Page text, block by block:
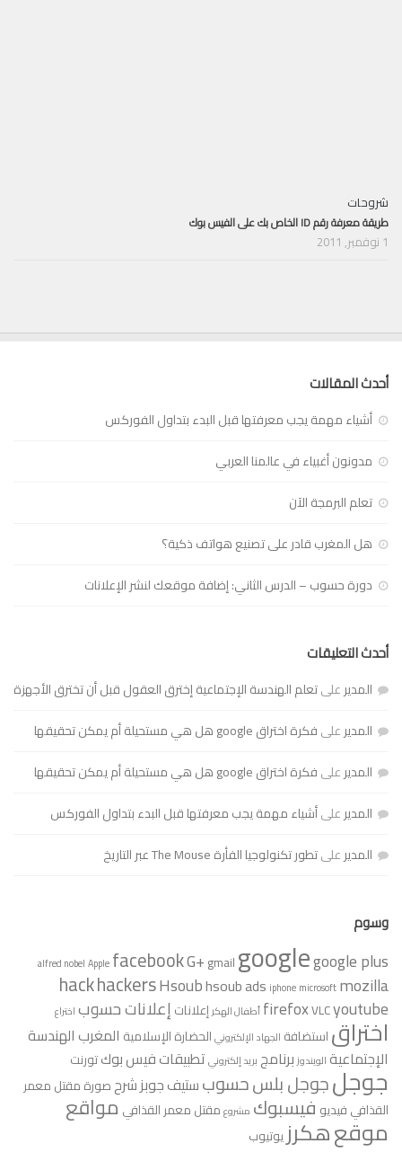
شروحات
طريقة معرفة رقم ID الخاص بك على الفيس بوك
أحدث المقالات
أشياء مهمة يجب معرفتها قبل البدء بتداول الفوركس
مدونون أغبياء في عالمنا العربي
تعلم البرمجة الآن
هل المغرب قادر على تصنيع هواتف ذكية؟
دورة حسوب – الدرس الثاني: إضافة موقعك لنشر الإعلانات
أحدث التعليقات
المديرعلىتعلم الهندسة الإجتماعية إخترق العقول قبل أن تخترق الأجهزة
المديرعلىفكرة اختراق google هل هي مستحيلة أم يمكن تحقيقها
المديرعلىفكرة اختراق google هل هي مستحيلة أم يمكن تحقيقها
المديرعلىأشياء مهمة يجب معرفتها قبل البدء بتداول الفوركس
المديرعلىتطور تكنولوجيا الفأرة The Mouse عبر التاريخ
وسوم
alfred nobel ApplefacebookG+gmailgooglegoogle plus
hackhackersHsoubhsoub adsiphone microsoft mozilla
firefoxVLCyoutube أطفال الهكرإعلاناتإعلانات حسوباختراع اختراقاستضافة الجهاد الإلكتروني الحضارة الإسلاميةالمغربالهندسة
الإجتماعيةالويندوزبرنامجبريد إلكتروني تطبيقات فيس بوكتورنت جوجل جوجل بلسحسوبستيف جوبزشرحصورة مقتل معمر
القذافيفيديوفيسبوك مشروعمقتل معمر القذافيمواقع
موقعهكرزيوتيوب